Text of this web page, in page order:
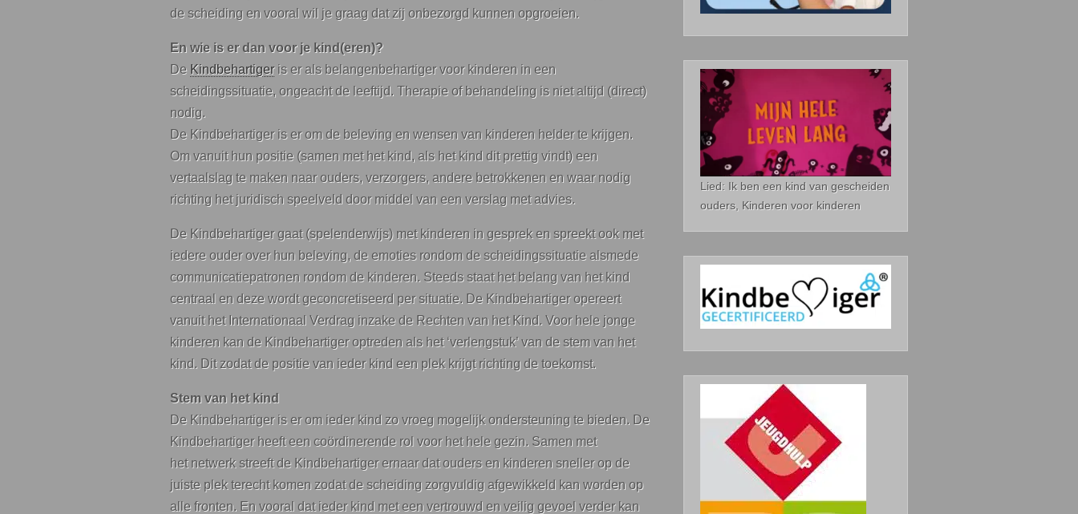
de scheiding en vooral wil je graag dat zij onbezorgd kunnen opgroeien.
En wie is er dan voor je kind(eren)?
De Kindbehartigeris er als belangenbehartiger voor kinderen in een
scheidingssituatie, ongeacht de leeftijd. Therapie of behandeling is niet altijd (direct)
nodig.
De Kindbehartiger is er om de beleving en wensen van kinderen helder te krijgen.
Om vanuit hun positie (samen met het kind, als het kind dit prettig vindt) een
vertaalslag te maken naar ouders, verzorgers, andere betrokkenen en waar nodig
richting het juridisch speelveld door middel van een verslag met advies.
De Kindbehartiger gaat (spelenderwijs) met kinderen in gesprek en spreekt ook met
iedere ouder over hun beleving, de emoties rondom de scheidingssituatie alsmede
communicatiepatronen rondom de kinderen. Steeds staat het belang van het kind
centraal en deze wordt geconcretiseerd per situatie. De Kindbehartiger opereert
vanuit het Internationaal Verdrag inzake de Rechten van het Kind. Voor hele jonge
kinderen kan de Kindbehartiger optreden als het ‘verlengstuk’ van de stem van het
kind. Dit zodat de positie van ieder kind een plek krijgt richting de toekomst.
Stem van het kind
De Kindbehartiger is er om ieder kind zo vroeg mogelijk ondersteuning te bieden. De
Kindbehartiger heeft een coördinerende rol voor het hele gezin. Samen met
het netwerk streeft de Kindbehartiger ernaar dat ouders en kinderen sneller op de
juiste plek terecht komen zodat de scheiding zorgvuldig afgewikkeld kan worden op
alle fronten. En vooral dat ieder kind met een vertrouwd en veilig gevoel verder kan
Lied: Ik ben een kind van gescheiden
ouders, Kinderen voor kinderen